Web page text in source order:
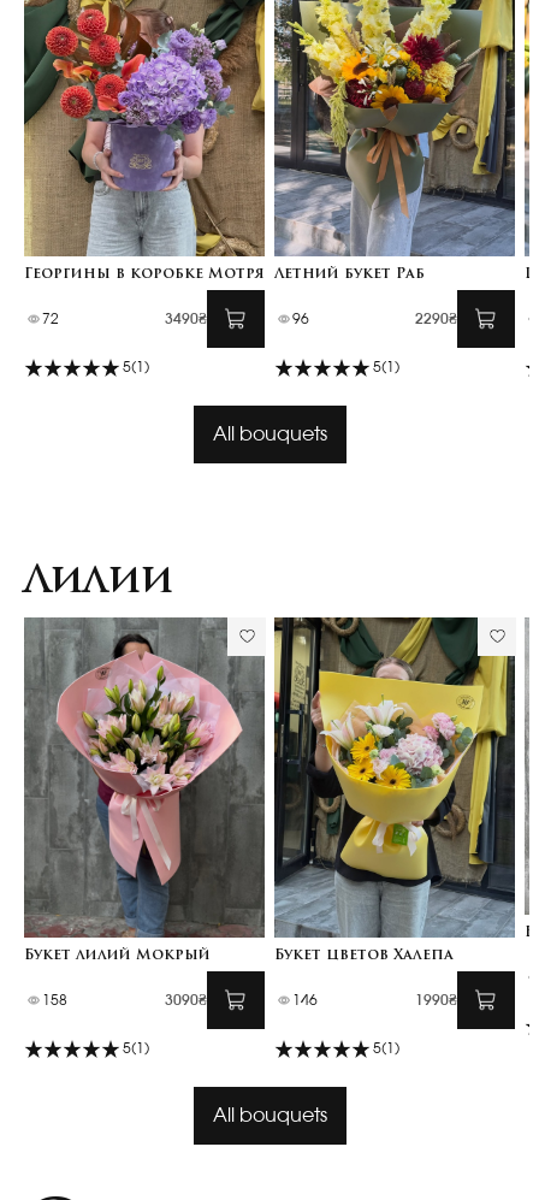
Георгины в коробке Мотря
72 3490₴
5(1)
Летний букет Раб
96 2290₴
5(1)
All bouquets
Лилии
Букет лилий Мокрый
158 3090₴
5(1)
Букет цветов Халепа
146 1990₴
5(1)
All bouquets